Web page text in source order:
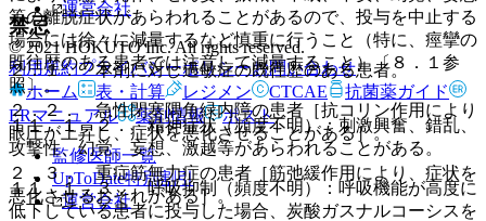
禁忌
２．１． 本剤に対し過敏症の既往歴のある患者。
２．２． 急性閉塞隅角緑内障の患者［抗コリン作用により
眼圧が上昇し、症状を悪化させることがある］。
２．３． 重症筋無力症の患者［筋弛緩作用により、症状を
悪化させるおそれがある］。
等の離脱症状があらわれることがあるので、投与を中止する
場合には徐々に減量するなど慎重に行うこと（特に、痙攣の
既往歴のある患者では注意して減量すること）〔８．１参
照〕。
１１．１．２． 精神症状（頻度不明）：刺激興奮、錯乱、
攻撃性、幻覚、妄想、激越等があらわれることがある。
１１．１．３． 呼吸抑制（頻度不明）：呼吸機能が高度に
低下している患者に投与した場合、炭酸ガスナルコーシスを
運営会社
© 2021 HOKUTO Inc. All rights reserved.
利用規約プライバシーポリシーお問い合わせ
ホーム
表・計算 レジメン CTCAE
抗菌薬ガイド
ERマニュアル
薬剤情報 ポスト
監修医師一覧
UpToDate特別割引
運営会社